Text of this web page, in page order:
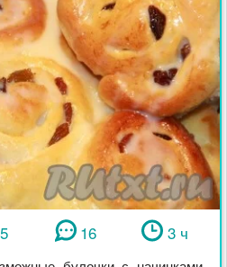
16 3 ч